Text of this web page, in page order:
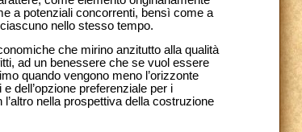
a potenziali concorrenti, bensì come a
nello stesso tempo.
che mirino anzitutto alla qualità
ad un benessere che se vuol essere
quando vengono meno l’orizzonte
dell’opzione preferenziale per i
nella prospettiva della costruzione